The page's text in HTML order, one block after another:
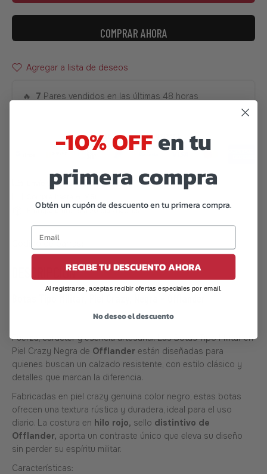
COMPRAR AHORA
Agregar a lista de deseos
🔥 7 Pares vendidos en las últimas 48 horas
Código de barras:
DESCRIPCIÓN
Fuerza, carácter y esencia artesanal. Las Botas Tipo Militar en
Piel Crazy Negra de Offlander están diseñadas para
quienes buscan un calzado resistente, con estilo clásico y
detalles que marcan la diferencia.
Fabricadas en piel crazy genuina color negro, estas botas
ofrecen una textura rústica y duradera, ideal para el uso
diario. La costura en hilo rojo, sello distintivo de
Offlander, aporta un contraste único que eleva su diseño
sin perder su espíritu militar.
Características:
-10% OFFen tu
primera compra
Obtén un cupón de descuento en tu primera compra.
RECIBE TU DESCUENTO AHORA
Al registrarse, aceptas recibir ofertas especiales por email.
No deseo el descuento